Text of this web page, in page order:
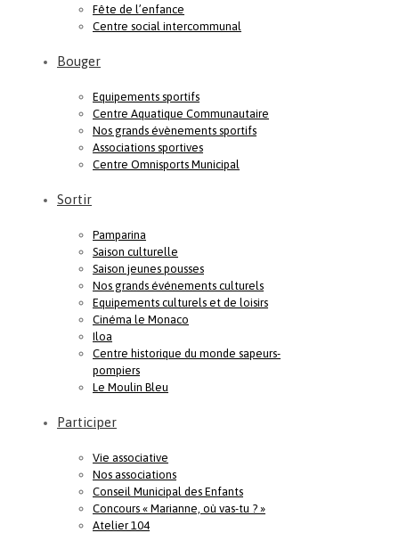
Fête de l’enfance
Centre social intercommunal
Bouger
Equipements sportifs
Centre Aquatique Communautaire
Nos grands évènements sportifs
Associations sportives
Centre Omnisports Municipal
Sortir
Pamparina
Saison culturelle
Saison jeunes pousses
Nos grands événements culturels
Equipements culturels et de loisirs
Cinéma le Monaco
Iloa
Centre historique du monde sapeurs-
pompiers
Le Moulin Bleu
Participer
Vie associative
Nos associations
Conseil Municipal des Enfants
Concours « Marianne, où vas-tu ? »
Atelier 104